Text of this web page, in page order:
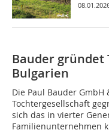
Bauder gründet
Bulgarien
Die Paul Bauder
Tochtergesellschaft
sich das in vierter
Familienunternehmen